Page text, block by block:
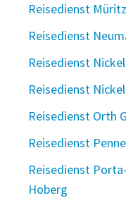
Reisedienst
Reisedienst
Reisedienst
Reisedienst
Reisedienst Orth
Reisedienst
Reisedienst
Hoberg